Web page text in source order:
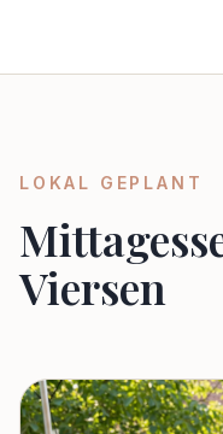
LOKAL GEPLANT
Viersen